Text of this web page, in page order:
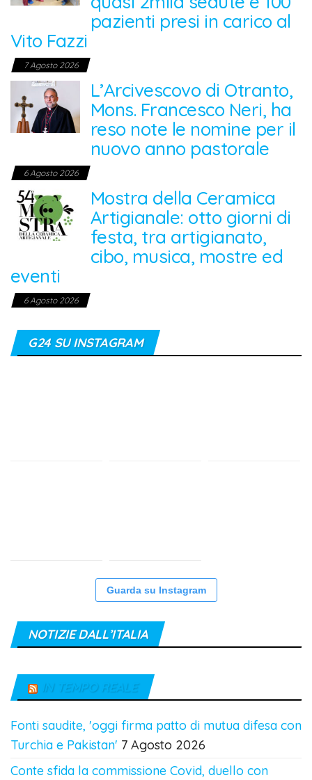
pazienti presi in carico al
Vito Fazzi
7 Agosto 2026
L’Arcivescovo di Otranto,
Mons. Francesco Neri, ha
reso note le nomine per il
nuovo anno pastorale
6 Agosto 2026
Mostra della Ceramica
Artigianale: otto giorni di
festa, tra artigianato,
cibo, musica, mostre ed
eventi
6 Agosto 2026
G24 SU INSTAGRAM
Guarda su Instagram
NOTIZIE DALL’ITALIA
IN TEMPO REALE
Fonti saudite, 'oggi firma patto di mutua difesa con
Turchia e Pakistan' 7 Agosto 2026
Conte sfida la commissione Covid, duello con